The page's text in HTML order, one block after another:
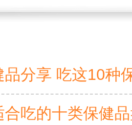
品分享 吃这10种